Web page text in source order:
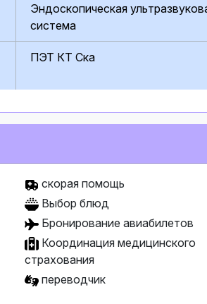
Эндоскопическая
система
ПЭТ КТ Ска
скорая помощь
Выбор блюд
Бронирование авиабилетов
Координация медицинского
страхования
переводчик